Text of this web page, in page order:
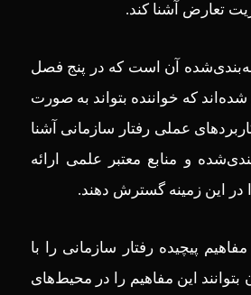
تعارض آشنا کند.
آن است که در پنج فصل
که خواننده بتواند به‌ صورت
عملی رفتار سازمانی آشنا
و منابع معتبر علمی ارائه
در این زمینه گسترش دهند.
پیچیده رفتار سازمانی را با
بتوانند این مفاهیم را در محیط‌های